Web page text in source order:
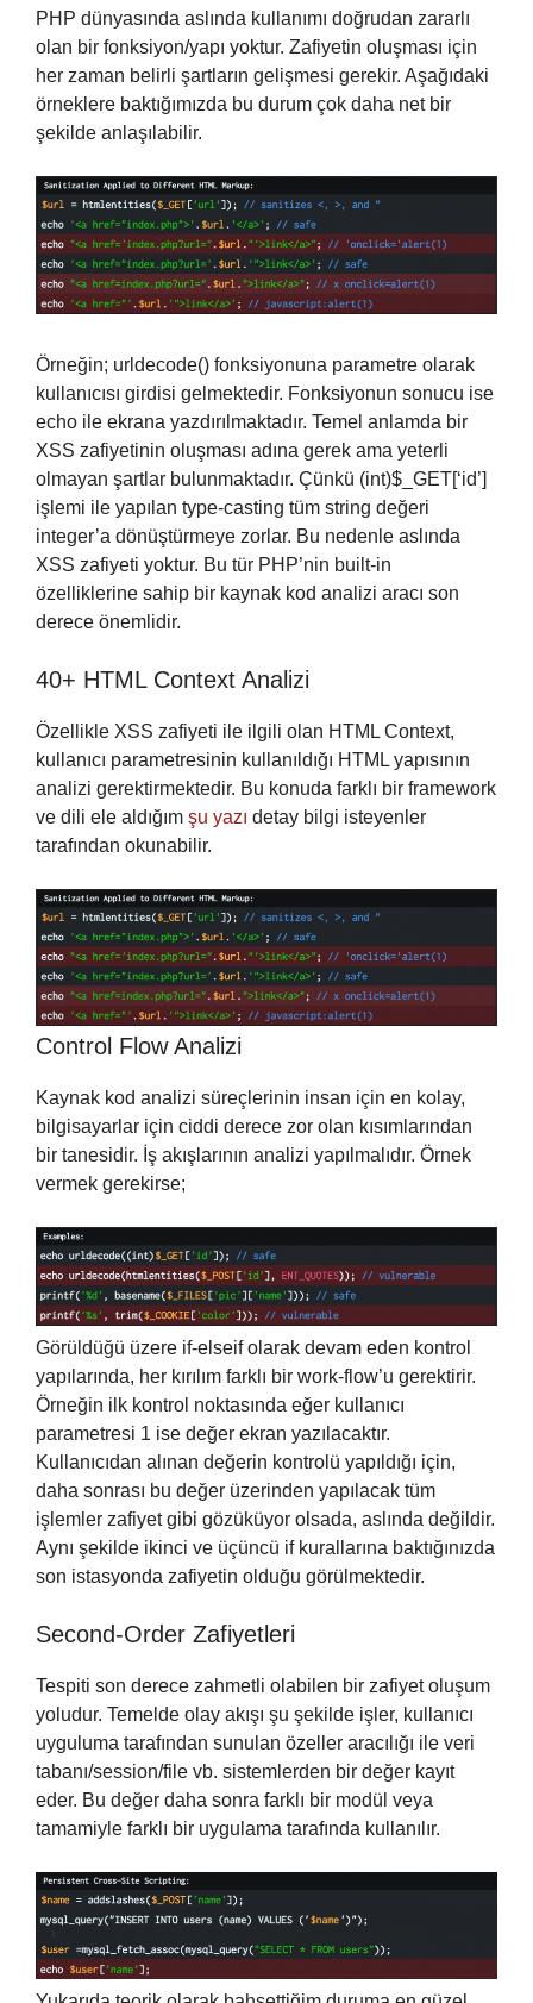
PHP dünyasında aslında kullanımı doğrudan zararlı
olan bir fonksiyon/yapı yoktur. Zafiyetin oluşması için
her zaman belirli şartların gelişmesi gerekir. Aşağıdaki
örneklere baktığımızda bu durum çok daha net bir
şekilde anlaşılabilir.
Örneğin; urldecode() fonksiyonuna parametre olarak
kullanıcısı girdisi gelmektedir. Fonksiyonun sonucu ise
echo ile ekrana yazdırılmaktadır. Temel anlamda bir
XSS zafiyetinin oluşması adına gerek ama yeterli
olmayan şartlar bulunmaktadır. Çünkü (int)$_GET[‘id’]
işlemi ile yapılan type-casting tüm string değeri
integer’a dönüştürmeye zorlar. Bu nedenle aslında
XSS zafiyeti yoktur. Bu tür PHP’nin built-in
özelliklerine sahip bir kaynak kod analizi aracı son
derece önemlidir.
40+ HTML Context Analizi
Özellikle XSS zafiyeti ile ilgili olan HTML Context,
kullanıcı parametresinin kullanıldığı HTML yapısının
analizi gerektirmektedir. Bu konuda farklı bir framework
ve dili ele aldığım şu yazı detay bilgi isteyenler
tarafından okunabilir.
Control Flow Analizi
Kaynak kod analizi süreçlerinin insan için en kolay,
bilgisayarlar için ciddi derece zor olan kısımlarından
bir tanesidir. İş akışlarının analizi yapılmalıdır. Örnek
vermek gerekirse;
Görüldüğü üzere if-elseif olarak devam eden kontrol
yapılarında, her kırılım farklı bir work-flow’u gerektirir.
Örneğin ilk kontrol noktasında eğer kullanıcı
parametresi 1 ise değer ekran yazılacaktır.
Kullanıcıdan alınan değerin kontrolü yapıldığı için,
daha sonrası bu değer üzerinden yapılacak tüm
işlemler zafiyet gibi gözüküyor olsada, aslında değildir.
Aynı şekilde ikinci ve üçüncü if kurallarına baktığınızda
son istasyonda zafiyetin olduğu görülmektedir.
Second-Order Zafiyetleri
Tespiti son derece zahmetli olabilen bir zafiyet oluşum
yoludur. Temelde olay akışı şu şekilde işler, kullanıcı
uyguluma tarafından sunulan özeller aracılığı ile veri
tabanı/session/file vb. sistemlerden bir değer kayıt
eder. Bu değer daha sonra farklı bir modül veya
tamamiyle farklı bir uygulama tarafında kullanılır.